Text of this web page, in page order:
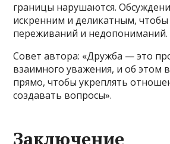
границы нарушаются.
искренним и деликатным,
переживаний и недопониманий.
Совет автора: «Дружба — это
взаимного уважения, и об этом
прямо, чтобы укреплять
создавать вопросы».
Заключение